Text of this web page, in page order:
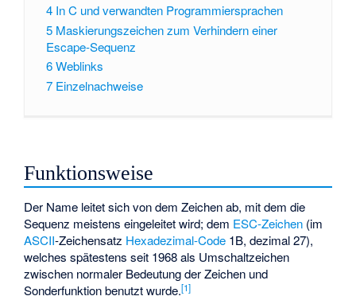
4 In C und verwandten Programmiersprachen
5 Maskierungszeichen zum Verhindern einer
Escape-Sequenz
6Weblinks
7 Einzelnachweise
Funktionsweise
Der Name leitet sich von dem Zeichen ab, mit dem die
Sequenz meistens eingeleitet wird; dem ESC-Zeichen (im
ASCII-Zeichensatz Hexadezimal-Code 1B, dezimal 27),
welches spätestens seit 1968 als Umschaltzeichen
zwischen normaler Bedeutung der Zeichen und
Sonderfunktion benutzt wurde.[1]